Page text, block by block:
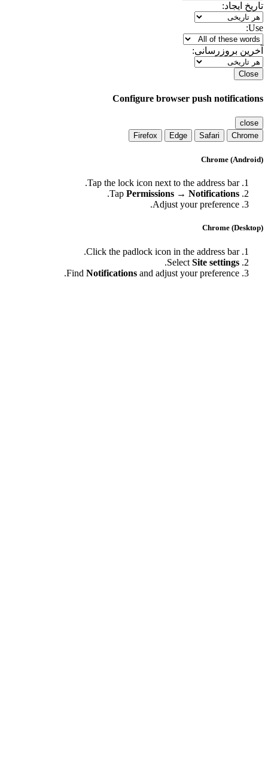
Configure browser push
Safari
Edge
Firefox
Chrome
Tap the lock icon next to the address
TapPermissions →
.
Adjust your
Chrome
Click the padlock icon in the address
SelectSite
.
FindNotificationsand adjust your